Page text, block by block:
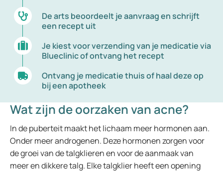
De arts beoordeelt je aanvraag en schrijft
een recept uit
Je kiest voor verzending van je medicatie via
Blueclinic of ontvang het recept
Ontvang je medicatie thuis of haal deze op
bij een apotheek
Wat zijn de oorzaken van acne?
In de puberteit maakt het lichaam meer hormonen aan.
Onder meer androgenen. Deze hormonen zorgen voor
de groei van de talgklieren en voor de aanmaak van
meer en dikkere talg. Elke talgklier heeft een opening